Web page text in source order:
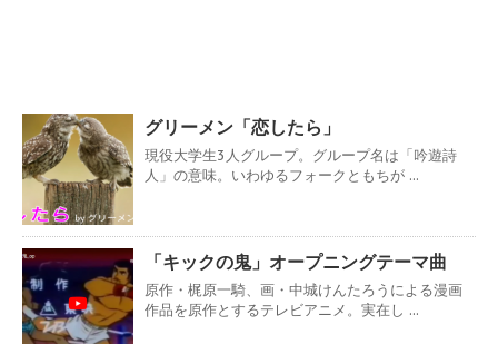
グリーメン「恋したら」
現役大学生3人グループ。グループ名は「吟遊詩
人」の意味。いわゆるフォークともちが ...
「キックの鬼」オープニングテーマ曲
原作・梶原一騎、画・中城けんたろうによる漫画
作品を原作とするテレビアニメ。実在し ...